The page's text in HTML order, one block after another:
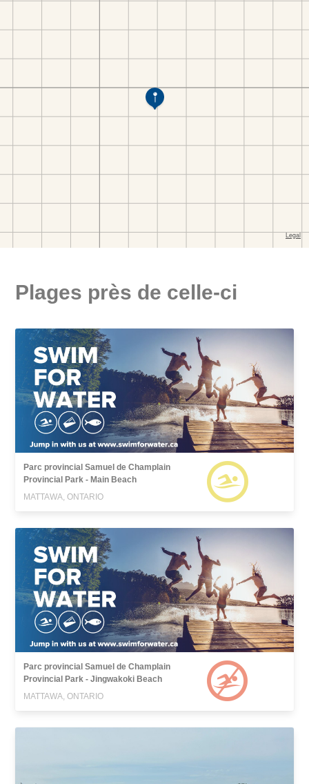
Plages près de celle-ci
Parc provincial Samuel de Champlain
Provincial Park - Main Beach
MATTAWA, ONTARIO
Parc provincial Samuel de Champlain
Provincial Park - Jingwakoki Beach
MATTAWA, ONTARIO